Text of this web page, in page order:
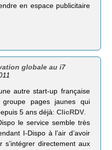
en espace publicitaire
globale au i7
autre start-up française
pages jaunes qui
5 ans déjà:ClicRDV.
le service semble très
I-Dispo à l’air d’avoir
directement aux